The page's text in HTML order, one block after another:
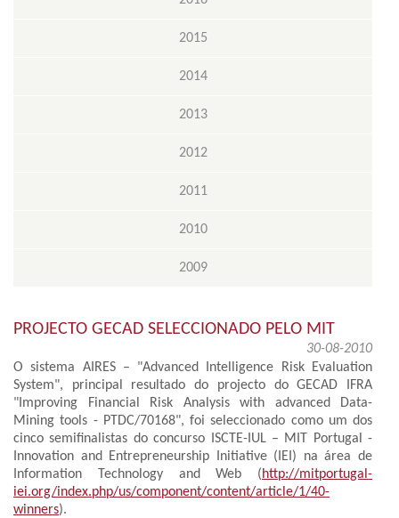
2015
2014
2013
2012
2011
2010
2009
PROJECTO GECAD SELECCIONADO PELO MIT
30-08-2010
O sistema AIRES – "Advanced Intelligence Risk Evaluation
System", principal resultado do projecto do GECAD IFRA
"Improving Financial Risk Analysis with advanced Data-
Mining tools - PTDC/70168", foi seleccionado como um dos
cinco semifinalistas do concurso ISCTE-IUL – MIT Portugal -
Innovation and Entrepreneurship Initiative (IEI) na área de
Information Technology and Web (http://mitportugal-
iei.org/index.php/us/component/content/article/1/40-
winners).